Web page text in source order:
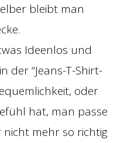
bleibt man
Ideenlos und
der “Jeans-T-Shirt-
oder
hat, man passe
mehr so richtig